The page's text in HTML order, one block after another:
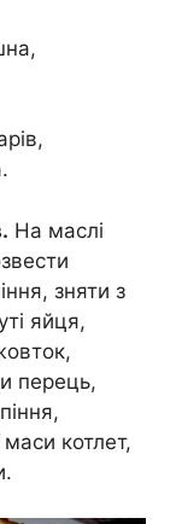
На маслі
зняти з
яйця,
перець,
котлет,